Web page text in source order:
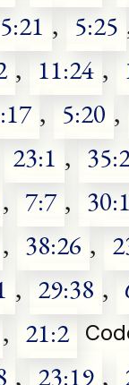
5:21 , 5:25
, 11:24 ,
, 5:20 ,
23:1 ,
, 7:7 ,
, 38:26 ,
, 29:38 ,
, 21:2
, 23:19 ,